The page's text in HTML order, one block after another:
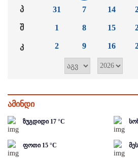
პ
შ
კ
31
1
2
7
8
9
14
15
16
ამინდი
ზუგდიდი 17 °C
ფოთი 15 °C